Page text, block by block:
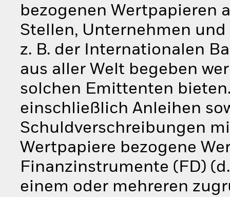
bezogenen Wertpapieren
Stellen, Unternehmen
z. B. der Internationalen
aus aller Welt begeben
solchen Emittenten
einschließlich Anleihen
Schuldverschreibungen
Wertpapiere bezogene
Finanzinstrumente (FD)
einem oder mehreren